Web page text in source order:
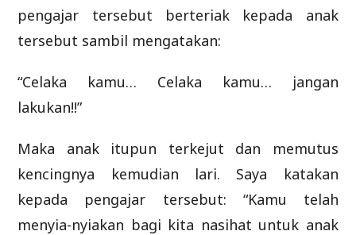
pengajar tersebut berteriak kepada anak
tersebut sambil mengatakan:
“Celaka kamu… Celaka kamu… jangan
lakukan!!”
Maka anak itupun terkejut dan memutus
kencingnya kemudian lari. Saya katakan
kepada pengajar tersebut: “Kamu telah
menyia-nyiakan bagi kita nasihat untuk anak